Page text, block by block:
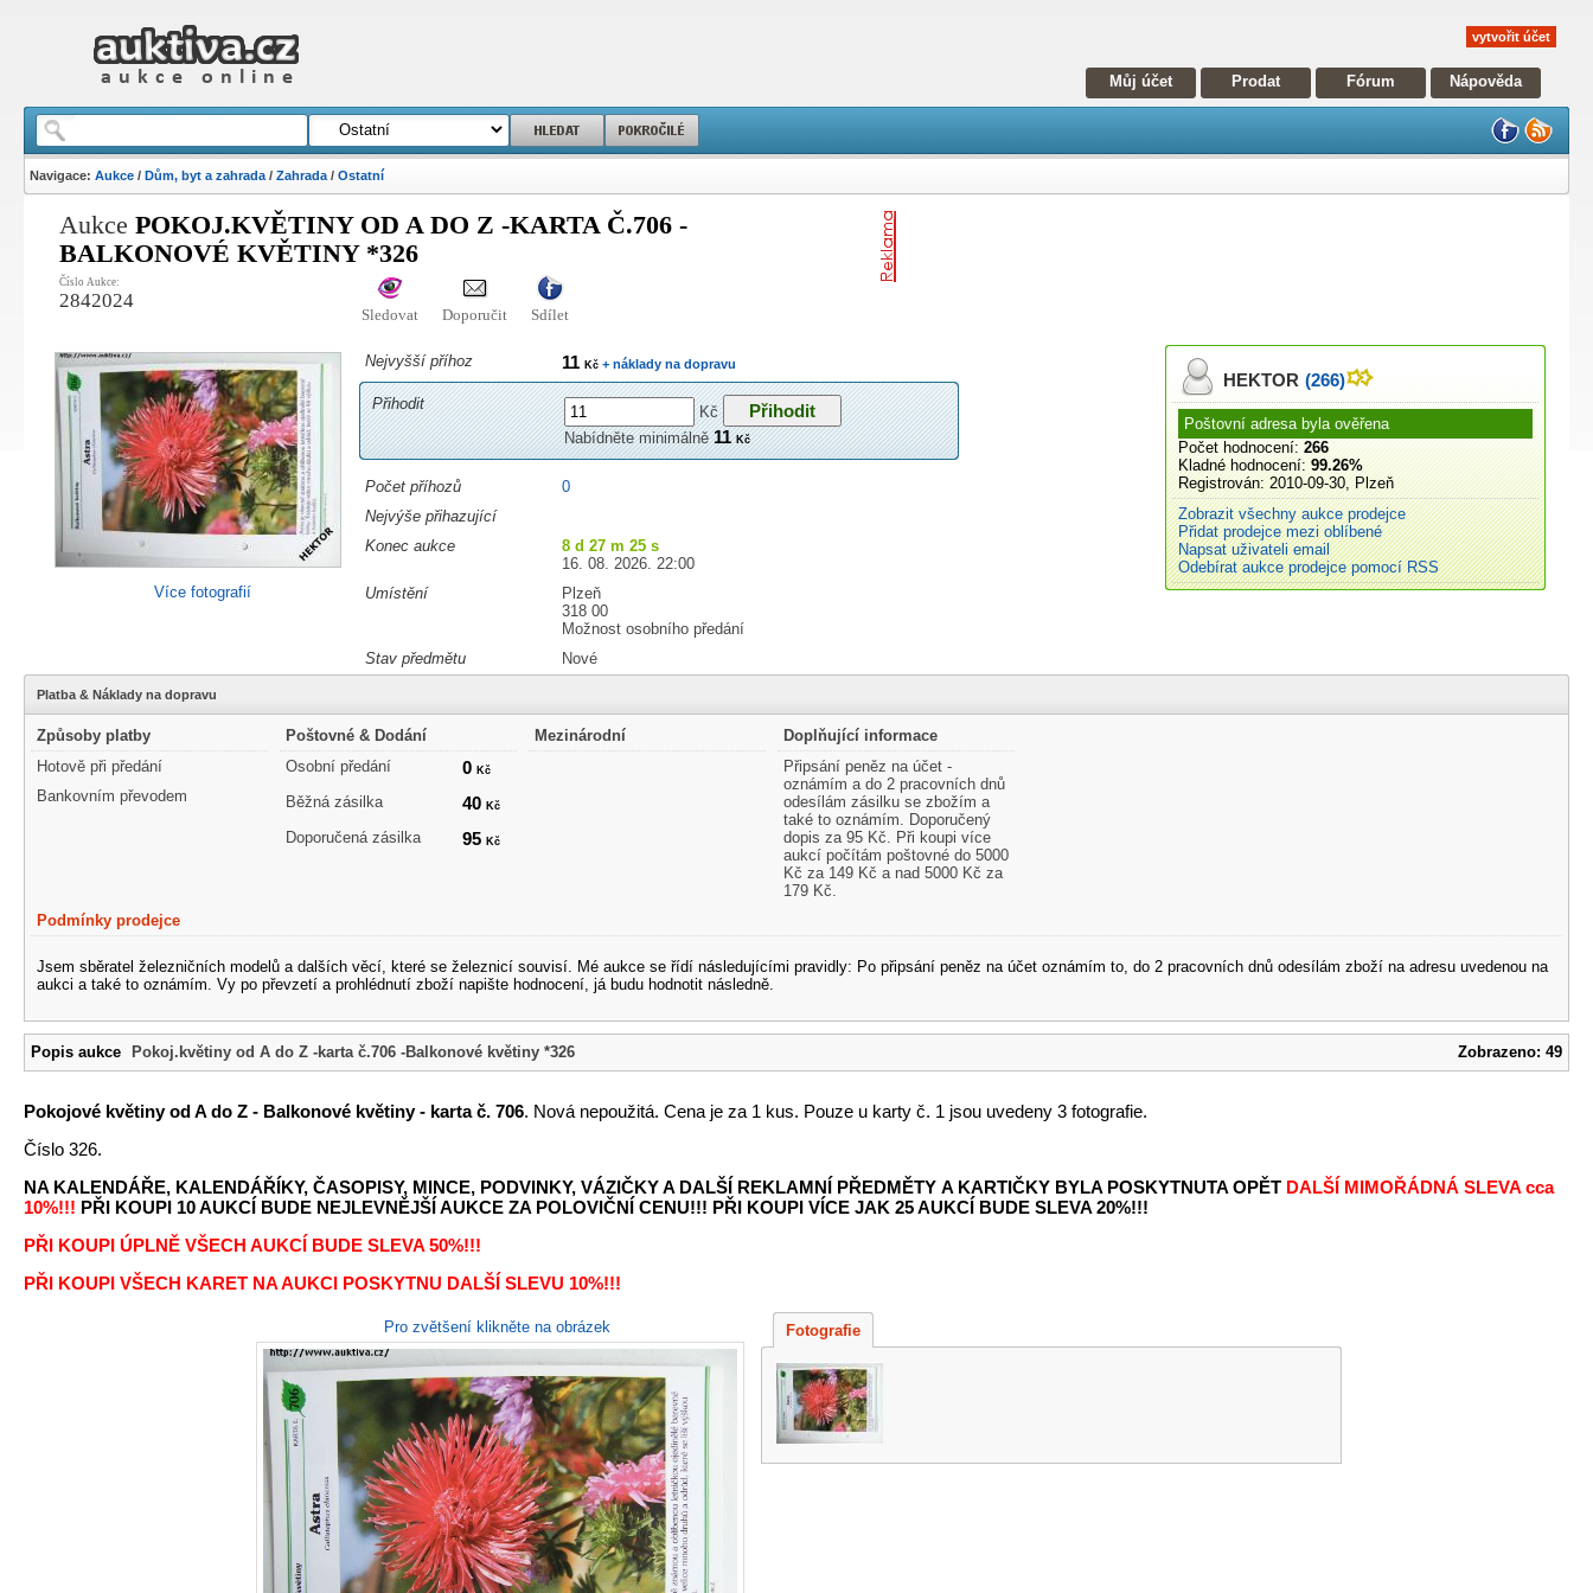
vytvořit účet
Můj účet Prodat Fórum Nápověda
Navigace:Aukce /Dům, byt a zahrada /Zahrada /Ostatní
AukcePOKOJ.KVĚTINY OD A DO Z -KARTA Č.706 -
BALKONOVÉ KVĚTINY *326
Číslo Aukce:
2842024
Sledovat Doporučit Sdílet
Více fotografií
Nejvyšší příhoz 11Kč + náklady na dopravu
Přihodit
Kč
Nabídněte minimálně11Kč
Počet příhozů
0
Nejvýše přihazující
Konec aukce
8 d 27 m 25 s
16. 08. 2026. 22:00
Umístění
Plzeň
318 00
Možnost osobního předání
Stav předmětu
Nové
HEKTOR (266)
Poštovní adresa byla ověřena
Počet hodnocení: 266
Kladné hodnocení: 99.26%
Registrován: 2010-09-30, Plzeň
Zobrazit všechny aukce prodejce
Přidat prodejce mezi oblíbené
Napsat uživateli email
Odebírat aukce prodejce pomocí RSS
Platba & Náklady na dopravu
Způsoby platby
Hotově při předání
Bankovním převodem
Poštovné & Dodání
Osobní předání
0Kč
Běžná zásilka 40Kč
Doporučená zásilka 95Kč
Mezinárodní
Doplňující informace
Připsání peněz na účet -
oznámím a do 2 pracovních dnů
odesílám zásilku se zbožím a
také to oznámím. Doporučený
dopis za 95 Kč. Při koupi více
aukcí počítám poštovné do 5000
Kč za 149 Kč a nad 5000 Kč za
179 Kč.
Podmínky prodejce
Jsem sběratel železničních modelů a dalších věcí, které se železnicí souvisí. Mé aukce se řídí následujícími pravidly: Po připsání peněz na účet oznámím to, do 2 pracovních dnů odesílám zboží na adresu uvedenou na
aukci a také to oznámím. Vy po převzetí a prohlédnutí zboží napište hodnocení, já budu hodnotit následně.
Popis aukce Pokoj.květiny od A do Z -karta č.706 -Balkonové květiny *326 Zobrazeno: 49
Pokojové květiny od A do Z - Balkonové květiny - karta č. 706. Nová nepoužitá. Cena je za 1 kus. Pouze u karty č. 1 jsou uvedeny 3 fotografie.
Číslo 326.
NA KALENDÁŘE, KALENDÁŘÍKY, ČASOPISY, MINCE, PODVINKY, VÁZIČKY A DALŠÍ REKLAMNÍ PŘEDMĚTY A KARTIČKY BYLA POSKYTNUTA OPĚT DALŠÍ MIMOŘÁDNÁ SLEVAcca
10%!!! PŘI KOUPI 10 AUKCÍ BUDE NEJLEVNĚJŠÍ AUKCE ZA POLOVIČNÍ CENU!!! PŘI KOUPI VÍCE JAK 25 AUKCÍ BUDE SLEVA 20%!!!
PŘI KOUPI ÚPLNĚ VŠECH AUKCÍ BUDE SLEVA 50%!!!
PŘI KOUPI VŠECH KARET NA AUKCI POSKYTNU DALŠÍ SLEVU 10%!!!
Pro zvětšení klikněte na obrázek Fotografie